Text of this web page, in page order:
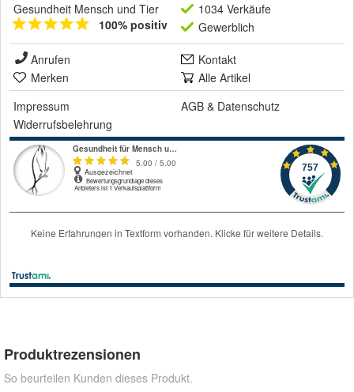
Gesundheit Mensch und Tier
100% positiv
1034 Verkäufe
Gewerblich
Anrufen
Kontakt
Merken
Alle Artikel
Impressum
AGB & Datenschutz
Widerrufsbelehrung
Produktrezensionen
So beurteilen Kunden dieses Produkt.